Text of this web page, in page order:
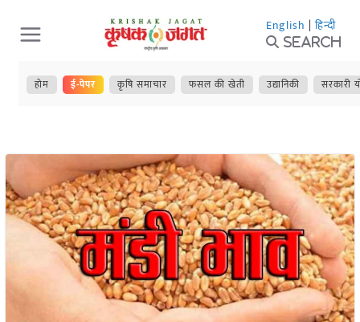
Skip
to
content
English | हिन्दी
Search
होम ई-पेपर कृषि समाचार फसल की खेती उद्यानिकी सरकारी